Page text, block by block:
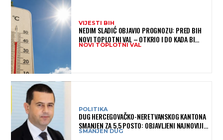
VIJESTI BIH
NEDIM SLADIĆ OBJAVIO PROGNOZU: PRED BIH
NOVI TOPLOTNI VAL – OTKRIO I DO KADA BI
MOGAO TRAJATI
NOVI TOPLOTNI VAL
POLITIKA
DUG HERCEGOVAČKO-NERETVANSKOG KANTONA
SMANJEN ZA 5,5 POSTO: OBJAVLJENI NAJNOVIJI
PODACI MINISTARSTVA FINANSIJA
SMANJEN DUG